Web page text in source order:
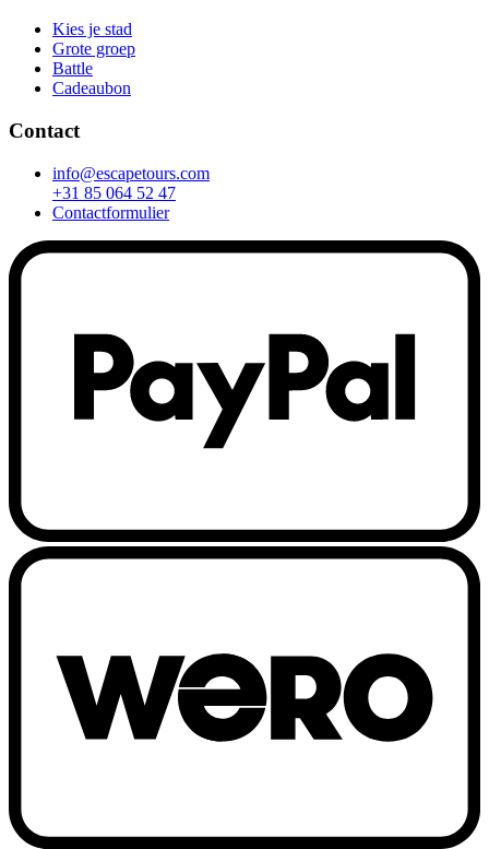
Kies je stad
Grote groep
Battle
Cadeaubon
Contact
info@escapetours.com
+31 85 064 52 47
Contactformulier